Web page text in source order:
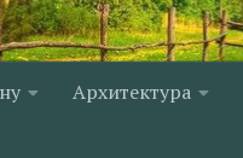
Архитектура